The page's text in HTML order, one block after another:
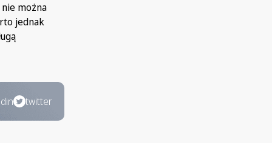
można
jednak
twitter